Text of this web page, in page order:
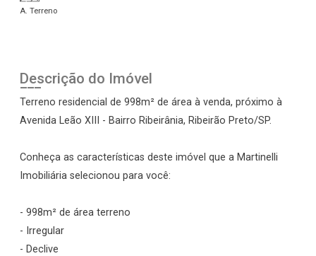
A. Terreno
Descrição do Imóvel
Terreno residencial de 998m² de área à venda, próximo à
Avenida Leão XIII - Bairro Ribeirânia, Ribeirão Preto/SP.
Conheça as características deste imóvel que a Martinelli
Imobiliária selecionou para você:
- 998m² de área terreno
- Irregular
- Declive